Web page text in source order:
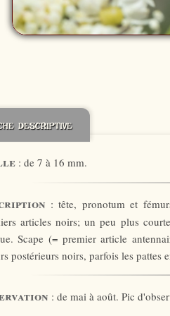
descriptive
: de 7 à 16 mm.
: tête, pronotum et
articles noirs; un peu plus
Scape (= premier article
postérieurs noirs, parfois les pattes
: de mai à août. Pic